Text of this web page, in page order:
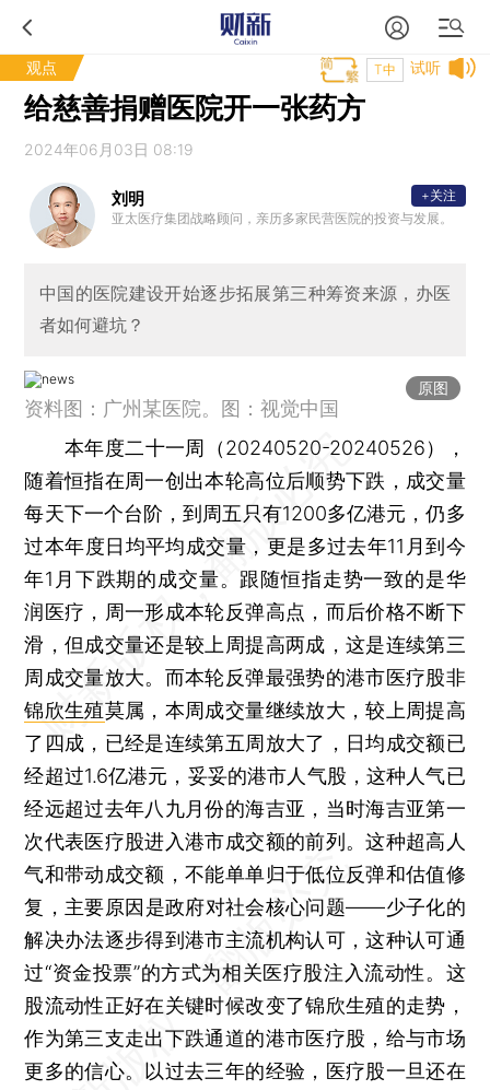
观点 试听
T中
给慈善捐赠医院开一张药方
2024年06月03日 08:19
刘明
亚太医疗集团战略顾问，亲历多家民营医院的投资与发展。
+关注
中国的医院建设开始逐步拓展第三种筹资来源，办医
者如何避坑？
原图
资料图：广州某医院。图：视觉中国
本年度二十一周（20240520-20240526），
随着恒指在周一创出本轮高位后顺势下跌，成交量
每天下一个台阶，到周五只有1200多亿港元，仍多
过本年度日均平均成交量，更是多过去年11月到今
年1月下跌期的成交量。跟随恒指走势一致的是华
润医疗，周一形成本轮反弹高点，而后价格不断下
滑，但成交量还是较上周提高两成，这是连续第三
周成交量放大。而本轮反弹最强势的港市医疗股非
锦欣生殖莫属，本周成交量继续放大，较上周提高
了四成，已经是连续第五周放大了，日均成交额已
经超过1.6亿港元，妥妥的港市人气股，这种人气已
经远超过去年八九月份的海吉亚，当时海吉亚第一
次代表医疗股进入港市成交额的前列。这种超高人
气和带动成交额，不能单单归于低位反弹和估值修
复，主要原因是政府对社会核心问题——少子化的
解决办法逐步得到港市主流机构认可，这种认可通
过“资金投票”的方式为相关医疗股注入流动性。这
股流动性正好在关键时候改变了锦欣生殖的走势，
作为第三支走出下跌通道的港市医疗股，给与市场
更多的信心。以过去三年的经验，医疗股一旦还在